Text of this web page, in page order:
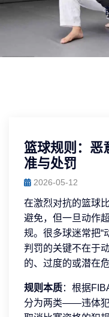
篮球规则：恶
准与处罚
2026-05-12
在激烈对抗的篮球
避免，但一旦动作
规。很多球迷常把“
判罚的关键不在于
的、过度的或潜在
规则本质：根据
分为两类——违体犯